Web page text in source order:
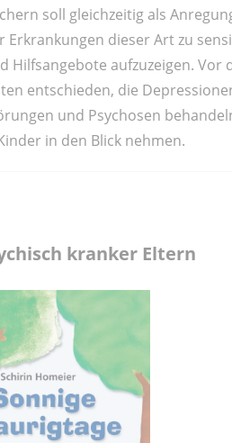
soll gleichzeitig als
dieser Art zu
Hilfsangebote aufzuzeigen. Vor
entschieden, die
und Psychosen
in den Blick nehmen.
kranker Eltern